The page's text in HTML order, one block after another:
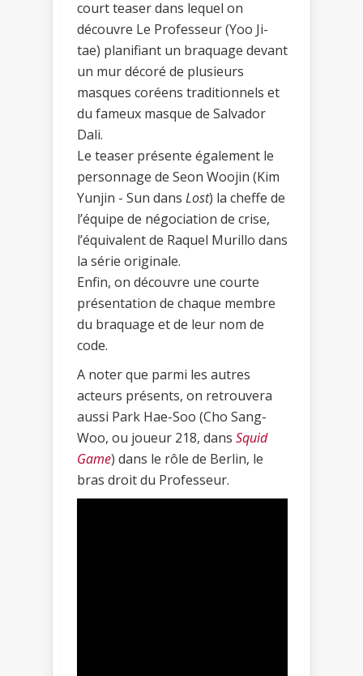
court teaser dans lequel on
découvre Le Professeur (Yoo Ji-
tae) planifiant un braquage devant
un mur décoré de plusieurs
masques coréens traditionnels et
du fameux masque de Salvador
Dali.
Le teaser présente également le
personnage de Seon Woojin (Kim
Yunjin - Sun dans Lost) la cheffe de
l’équipe de négociation de crise,
l’équivalent de Raquel Murillo dans
la série originale.
Enfin, on découvre une courte
présentation de chaque membre
du braquage et de leur nom de
code.
A noter que parmi les autres
acteurs présents, on retrouvera
aussi Park Hae-Soo (Cho Sang-
Woo, ou joueur 218, dans Squid
Game) dans le rôle de Berlin, le
bras droit du Professeur.